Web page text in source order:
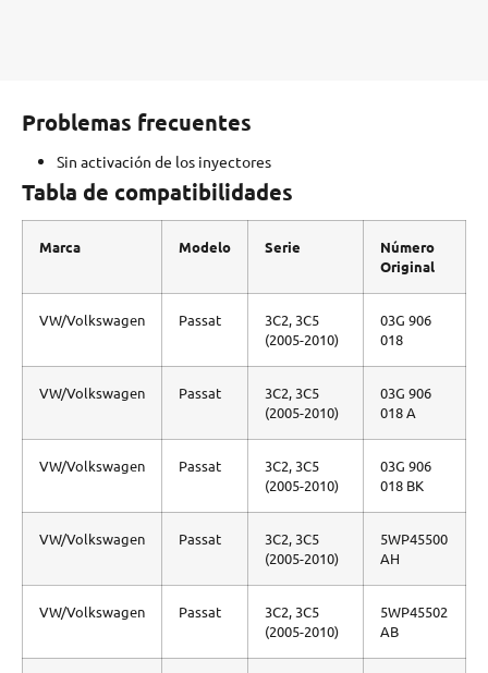
Problemas frecuentes
Sin activación de los inyectores
Tabla de compatibilidades
Marca Modelo Serie
Número
Original
VW/Volkswagen Passat
3C2, 3C5
(2005-2010)
03G 906
018
VW/Volkswagen Passat
3C2, 3C5
(2005-2010)
03G 906
018 A
VW/Volkswagen Passat
3C2, 3C5
(2005-2010)
03G 906
018 BK
VW/Volkswagen Passat
3C2, 3C5
(2005-2010)
5WP45500
AH
VW/Volkswagen Passat
3C2, 3C5
(2005-2010)
5WP45502
AB